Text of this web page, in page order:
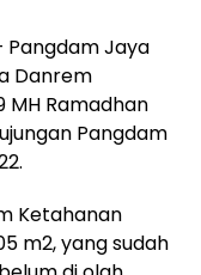
Pangdam Jaya
Danrem
MH Ramadhan
Pangdam
Ketahanan
m2, yang sudah